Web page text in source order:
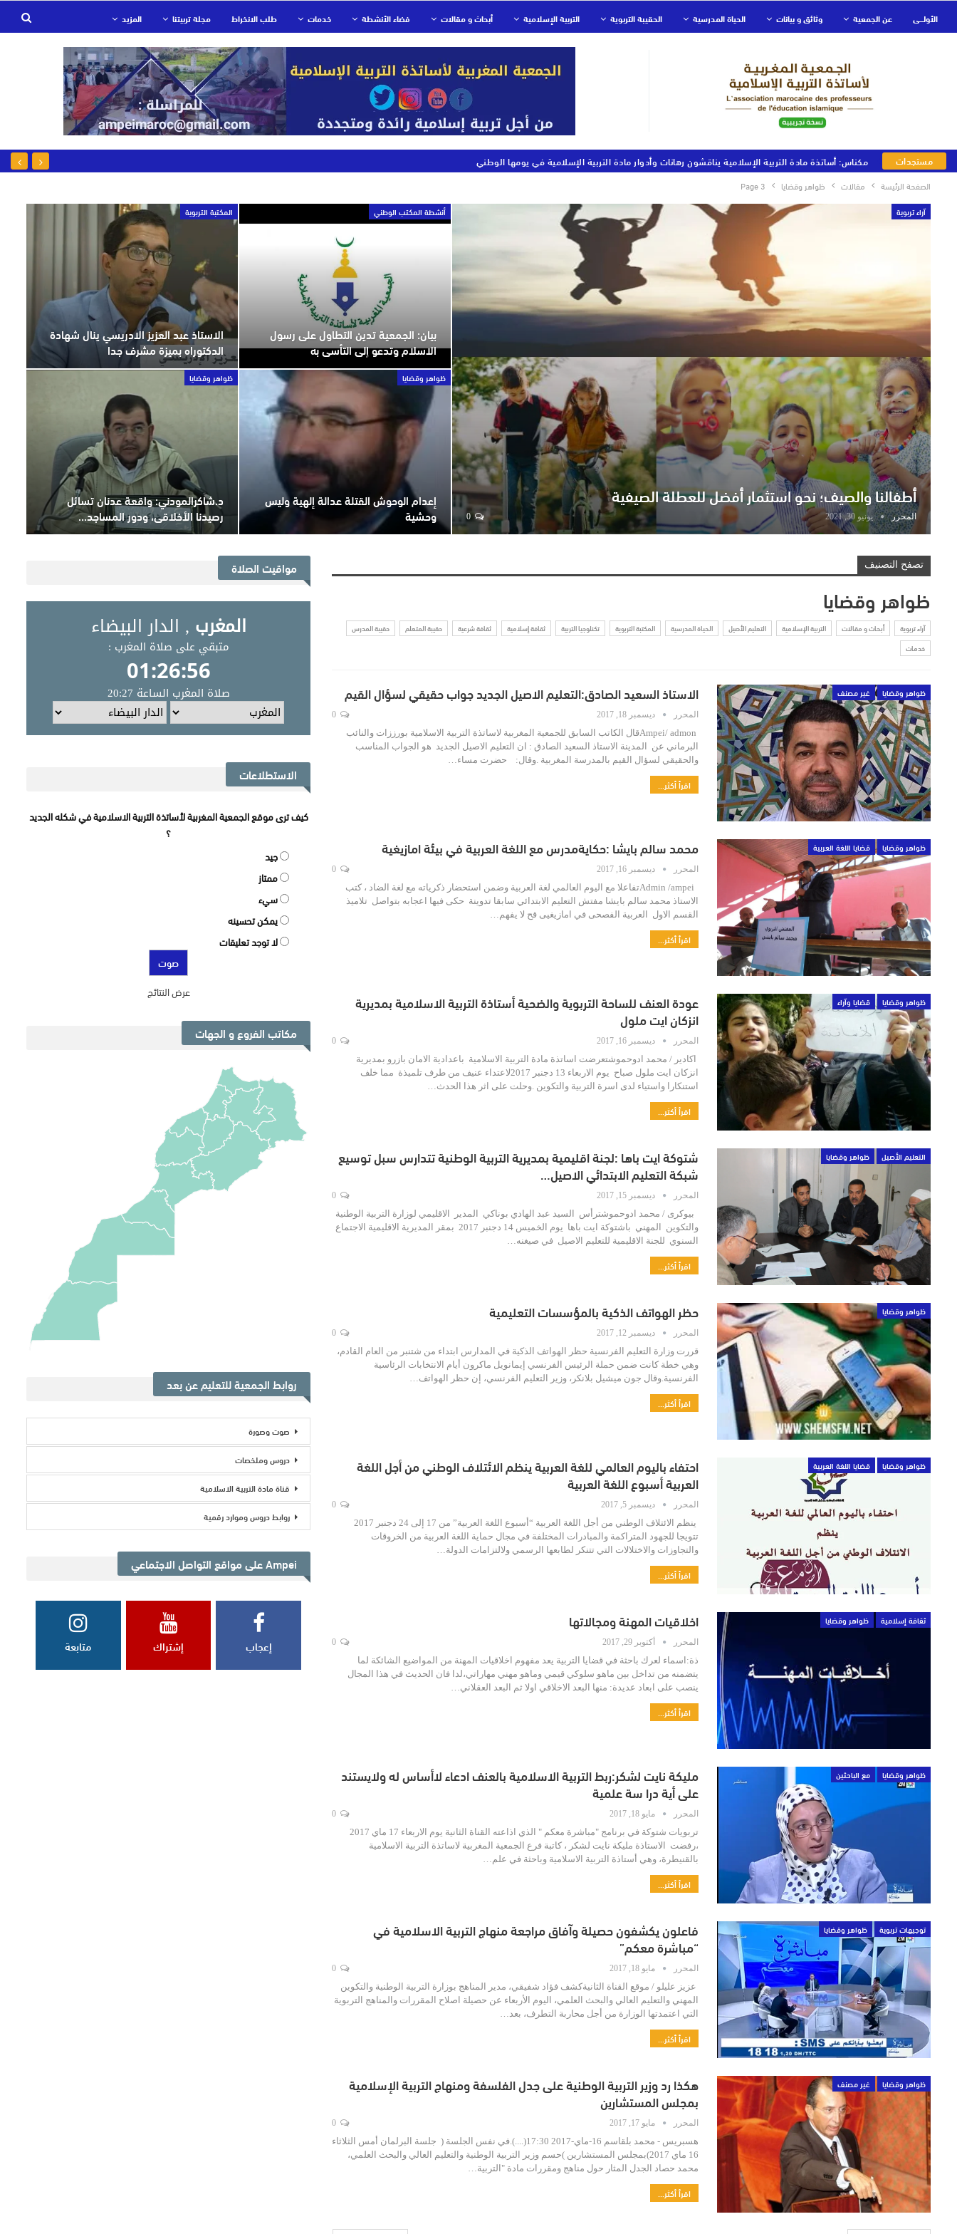
مستجدات
الجمعية
مكناس: أساتذة مادة التربية الإسلامية يناقشون رهانات وأدوار مادة التربية الإسلامية في يومها الوطني
الأولـــى عن الجمعية وثائق و بيانات الحياة المدرسية الحقيبة التربوية التربية الإسلامية أبحاث و مقالات فضاء الأنشطة خدمات طلب الانخراط مجلة تربيتنا المزيد
الصفحة الرئيسة مقالات ظواهر وقضايا Page 3
آراء تربوية
أطفالنا والصيف؛ نحو استثمار أفضل للعطلة الصيفية
المحرر يونيو 30, 2021 0
أنشطة المكتب الوطني
بيان: الجمعية تدين التطاول على رسول
الاسلام وتدعو إلى التأسي به
المكتبة التربوية
الاستاذ عبد العزيز الادريسي ينال شهادة
الدكتوراه بميزة مشرف جدا
ظواهر وقضايا
إعدام الوحوش القتلة عدالة إلهية وليس
وحشية
ظواهر وقضايا
د.شاكرالمودني: واقعة عدنان تسائل
رصيدنا الأخلاقي، ودور المساجد…
تصفح التصنيف
ظواهر وقضايا
آراء تربوية أبحاث و مقالات التربية الإسلامية التعليم الأصيل الحياة المدرسية المكتبة التربوية تكنلوجيا التربية ثقافة إسلامية ثقافة شرعية حقيبة المتعلم
حقيبة المدرس
خدمات
ظواهر وقضايا غير مصنف الاستاذ السعيد الصادق:التعليم الاصيل الجديد جواب حقيقي لسؤال القيم
المحرر ديسمبر 18, 2017
Ampei/ admonقال الكاتب السابق للجمعية المغربية لاساتذة التربية الاسلامية بورززات والنائب
البرماني عن المدينة الاستاذ السعيد الصادق : ان التعليم الاصيل الجديد هو الجواب المناسب
والحقيقي لسؤال القيم بالمدرسة المغربية .وقال: حضرت مساء…
اقرأ أكثر...
ظواهر وقضايا قضايا اللغة العربية محمد سالم بايشا :حكايةمدرس مع اللغة العربية في بيئة امازيغية
المحرر ديسمبر 16, 2017
Admin /ampeiتفاعلا مع اليوم العالمي لغة العربية وضمن استحضار ذكرياته مع لغة الضاد ، كتب
الاستاذ محمد سالم بايشا مفتش التعليم الابتدائي سابقا تدوينة حكى فيها اعجابه بتواصل تلاميذ
القسم الاول العربية الفصحى في امازيغيى قح لا يفهم…
اقرأ أكثر...
ظواهر وقضايا قضايا وآراء عودة العنف للساحة التربوية والضحية أستاذة التربية الاسلامية بمديرية
انزكان ايت ملول
المحرر ديسمبر 16, 2017
اكادير / محمد ادوحموشتعرضت اساتذة مادة التربية الاسلامية باعدادية الامان بازرو بمديرية
انزكان ايت ملول صباح يوم الاربعاء 13 دجنبر 2017لاعتداء عنيف من طرف تلميذة مما خلف
استنكارا واستياء لدى اسرة التربية والتكوين .وحلت على اثر هذا الحدث…
اقرأ أكثر...
التعليم الأصيل ظواهر وقضايا شتوكة ايت باها :لجنة اقليمية بمديرية التربية الوطنية تتدارس سبل توسيع
شبكة التعليم الابتدائي الاصيل…
المحرر ديسمبر 15, 2017
بيوكرى / محمد ادوحموشترأس السيد عبد الهادي بوناكي المدير الاقليمي لوزارة التربية الوطنية
والتكوين المهني باشتوكة ايت باها يوم الخميس 14 دجنبر 2017 بمقر المديرية الاقليمية الاجتماع
السنوي للجنة الاقليمية للتعليم الاصيل في صيغنه…
اقرأ أكثر...
ظواهر وقضايا حظر الهواتف الذكية بالمؤسسات التعليمية
المحرر ديسمبر 12, 2017
قررت وزارة التعليم الفرنسية حظر الهواتف الذكية في المدارس ابتداء من شتنبر من العام القادم،
وهي خطة كانت ضمن حملة الرئيس الفرنسي إيمانويل ماكرون أيام الانتخابات الرئاسية
الفرنسية.وقال جون ميشيل بلانكر، وزير التعليم الفرنسي، إن حظر الهواتف…
اقرأ أكثر...
ظواهر وقضايا قضايا اللغة العربية احتفاء باليوم العالمي للغة العربية ينظم الائتلاف الوطني من أجل اللغة
العربية أسبوع اللغة العربية
المحرر ديسمبر 5, 2017
ينظم الائتلاف الوطني من أجل اللغة العربية “أسبوع اللغة العربية” من 17 إلى 24 دجنبر 2017
تتويجا للجهود المتراكمة والمبادرات المختلفة في مجال حماية اللغة العربية من الخروقات
والتجاوزات والاختلالات التي تتنكر لطابعها الرسمي ولالتزامات الدولة…
اقرأ أكثر...
ثقافة إسلامية ظواهر وقضايا اخلاقيات المهنة ومجالاتها
المحرر أكتوبر 29, 2017
ذة:اسماء لعرك باحثة في قضايا التربية يعد مفهوم اخلاقيات المهنة من المواضيع الشائكة لما
يتضمنه من تداخل بين ماهو سلوكي قيمي وماهو مهني مهاراتي،لدا فان الحديث في هذا المجال
ينصب على ابعاد عديدة: منها البعد الاخلاقي اولا ثم البعد العقلاني…
اقرأ أكثر...
ظواهر وقضايا مع الباحثين مليكة نايت لشكر:ربط التربية الاسلامية بالعنف ادعاء لاأساس له ولايستند
على أية درا سة علمية
المحرر مايو 18, 2017
تربويات شتوكة في برنامج "مباشرة معكم " الذي اذاعته القناة الثانية يوم الاربعاء 17 ماي 2017
،رفضت الاستاذة مليكة نايت لشكر ، كاتبة فرع الجمعية المغربية لاساتذة التربية الاسلامية
بالقنيطرة، وهي أستاذة التربية الاسلامية وباحثة في علم…
اقرأ أكثر...
توجيهات تربوية ظواهر وقضايا فاعلون يكشفون حصيلة وآفاق مراجعة منهاج التربية الاسلامية في
“مباشرة معكم”
المحرر مايو 18, 2017
عزيز عليلو / موقع القناة الثانيةكشف فؤاد شفيقي، مدير المناهج بوزارة التربية الوطنية والتكوين
المهني والتعليم العالي والبحث العلمي، اليوم الأربعاء عن حصيلة اصلاح المقررات والمناهج التربوية
التي اعتمدتها الوزارة من أجل محاربة التطرف، بعد…
اقرأ أكثر...
ظواهر وقضايا غير مصنف هكذا رد وزير التربية الوطنية على جدل الفلسفة ومنهاج التربية الإسلامية
بمجلس المستشارين
المحرر مايو 17, 2017
هسبريس - محمد بلقاسم 16-ماي-2017 17:30(....).في نفس الجلسة ( جلسة البرلمان أمس الثلاثاء
16 ماي 2017)بمجلس المستشارين )حسم وزير التربية الوطنية والتعليم العالي والبحث العلمي،
محمد حصاد الجدل المثار حول مناهج ومقررات مادة "التربية…
اقرأ أكثر...
مواقيت الصلاة
الاستطلاعات
كيف ترى موقع الجمعية المغربية لأساتذة التربية الاسلامية في شكله الجديد
؟
جيد
ممتاز
سيء
يمكن تحسينه
لا توجد تعليقات
عرض النتائج
مكاتب الفروع و الجهات
روابط الجمعية للتعليم عن بعد
صوت وصورة
دروس وملخصات
قناة مادة التربية الاسلامية
روابط دروس وموارد رقمية
Ampei على مواقع التواصل الاجتماعي
إعجاب إشتراك متابعة